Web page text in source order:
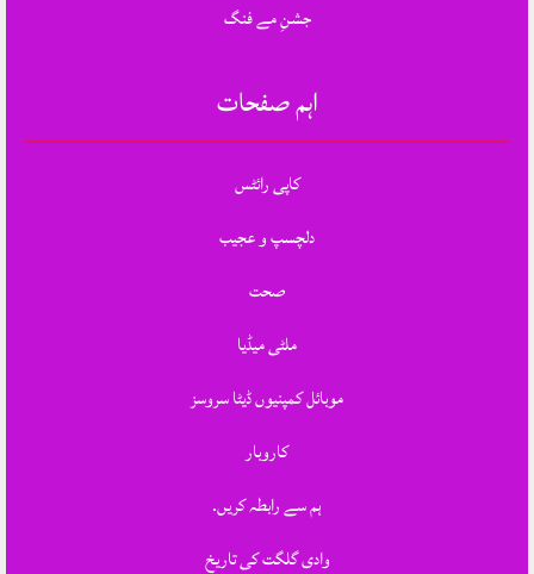
جشنِ مے فنگ
اہم صفحات
کاپی رائٹس
دلچسپ و عجیب
صحت
ملٹی میڈیا
موبائل کمپنیوں ڈیٹا سروسز
کاروبار
ہم سے رابطہ کریں.
وادی گلگت کی تاریخ